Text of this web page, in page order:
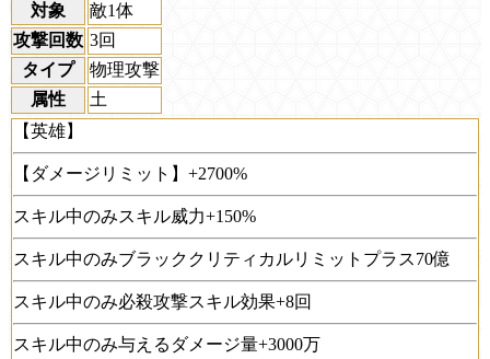
対象
敵1体
攻撃回数 3回
タイプ
物理攻撃
属性
土
【英雄】
【ダメージリミット】+2700%
スキル中のみスキル威力+150%
スキル中のみブラッククリティカルリミットプラス70億
スキル中のみ必殺攻撃スキル効果+8回
スキル中のみ与えるダメージ量+3000万